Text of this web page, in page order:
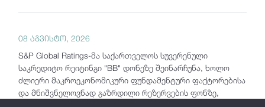
08 აგვისტო, 2026
S&P Global Ratings-მა საქართველოს სუვერენული
საკრედიტო რეიტინგი "BB" დონეზე შეინარჩუნა, ხოლო
ძლიერი მაკროეკონომიკური ფუნდამენტური ფაქტორებისა
და მნიშვნელოვნად გაზრდილი რეზერვების ფონზე,